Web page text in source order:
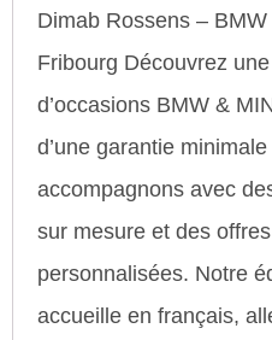
Dimab Rossens –
Fribourg Découvrez
d’occasions BMW &
d’une garantie
accompagnons avec
sur mesure et des
personnalisées. Notre
accueille en français,